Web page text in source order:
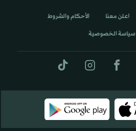
اعلن معنا الأحكام والشروط
سياسة الخصوصية